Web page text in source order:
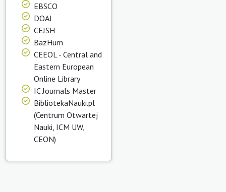
EBSCO
DOAJ
CEJSH
BazHum
CEEOL - Central and
Eastern European
Online Library
IC Journals Master
BibliotekaNauki.pl
(Centrum Otwartej
Nauki, ICM UW,
CEON)